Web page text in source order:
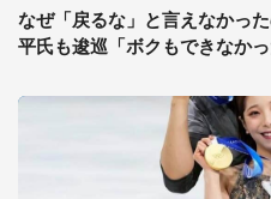
なぜ「戻るな」と言えなかっ
平氏も逡巡「ボクもできなかっ